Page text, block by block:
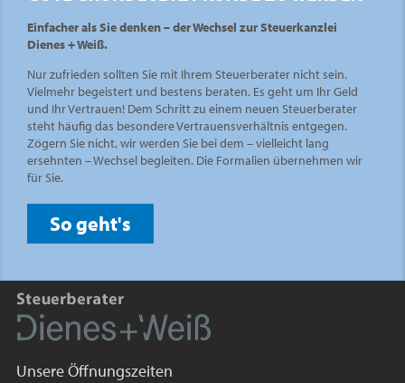
Einfacher als Sie denken – der Wechsel zur Steuerkanzlei
Dienes + Weiß.
Nur zufrieden sollten Sie mit Ihrem Steuerberater nicht sein.
Vielmehr begeistert und bestens beraten. Es geht um Ihr Geld
und Ihr Vertrauen! Dem Schritt zu einem neuen Steuerberater
steht häufig das besondere Vertrauensverhältnis entgegen.
Zögern Sie nicht, wir werden Sie bei dem – vielleicht lang
ersehnten – Wechsel begleiten. Die Formalien übernehmen wir
für Sie.
So geht's
Unsere Öffnungszeiten